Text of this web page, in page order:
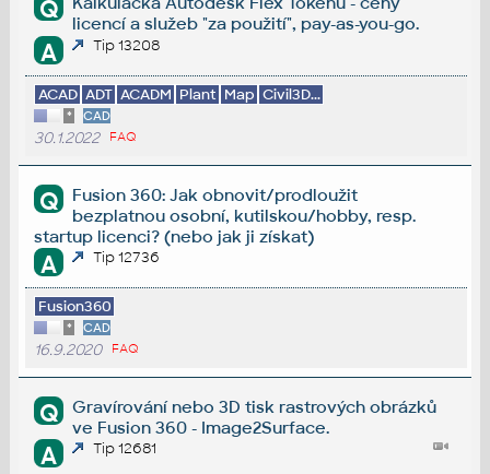
Q
licencí a služeb "za použití", pay-as-you-go.
A Tip 13208
ACAD ADT ACADM Plant Map Civil3D...
* CAD
30.1.2022 FAQ
Q
Fusion 360: Jak obnovit/prodloužit
bezplatnou osobní, kutilskou/hobby, resp.
startup licenci? (nebo jak ji získat)
A Tip 12736
Fusion360
* CAD
16.9.2020 FAQ
Q
Gravírování nebo 3D tisk rastrových obrázků
ve Fusion 360 - Image2Surface.
A Tip 12681